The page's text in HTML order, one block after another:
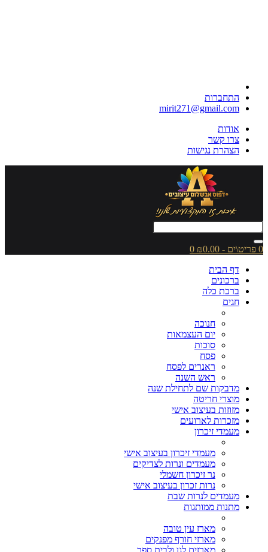
התחברות
mirit271@gmail.com
אודות
צרו קשר
הצהרת נגישות
0 פריט\ים - ₪0.00
0
דף הבית
ברכונים
ברכת כלה
חגים
חנוכה
יום העצמאות
סוכות
פסח
ראנרים לפסח
ראש השנה
מדבקות שם לתחילת שנה
מוצרי חריטה
מזוזות בעיצוב אישי
מזכרות לארועים
מעמדי זיכרון
מעמדי זיכרון בעיצוב אישי
מעמדים ונרות לצדיקים
נר זיכרון חשמלי
נרות זכרון בעיצוב אישי
מעמדים לנרות שבת
מתנות ממותגות
מארז עין טובה
מארזי חורף מפנקים
מארזים לגן ולבית ספר